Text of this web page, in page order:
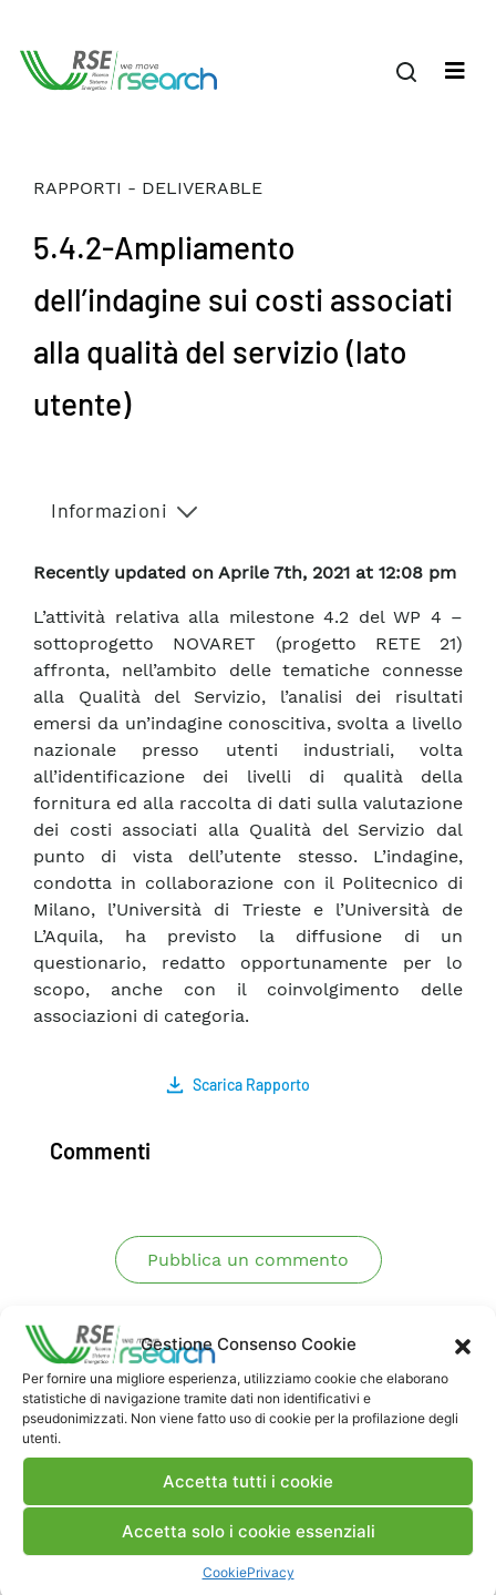
Gestione Consenso Cookie
Per fornire una migliore esperienza, utilizziamo cookie che elaborano
statistiche di navigazione tramite dati non identificativi e
pseudonimizzati. Non viene fatto uso di cookie per la profilazione degli
utenti.
Accetta tutti i cookie
Accetta solo i cookie essenziali
CookiePrivacy
RAPPORTI - DELIVERABLE
5.4.2-Ampliamento
dell’indagine sui costi associati
alla qualità del servizio (lato
utente)
Informazioni
Recently updated on Aprile 7th, 2021 at 12:08 pm
L’attività relativa alla milestone 4.2 del WP 4 –
sottoprogetto NOVARET (progetto RETE 21)
affronta, nell’ambito delle tematiche connesse
alla Qualità del Servizio, l’analisi dei risultati
emersi da un’indagine conoscitiva, svolta a livello
nazionale presso utenti industriali, volta
all’identificazione dei livelli di qualità della
fornitura ed alla raccolta di dati sulla valutazione
dei costi associati alla Qualità del Servizio dal
punto di vista dell’utente stesso. L’indagine,
condotta in collaborazione con il Politecnico di
Milano, l’Università di Trieste e l’Università de
L’Aquila, ha previsto la diffusione di un
questionario, redatto opportunamente per lo
scopo, anche con il coinvolgimento delle
associazioni di categoria.
Scarica Rapporto
Commenti
Pubblica un commento
Contatti
Note Legali